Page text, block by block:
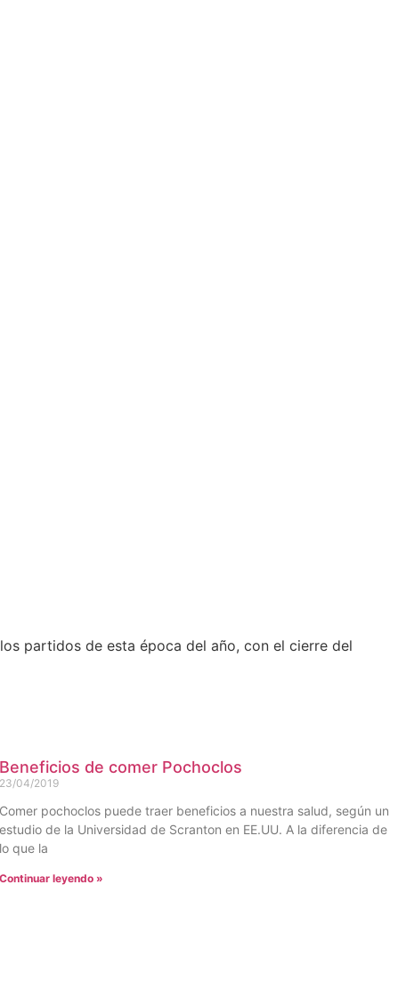
partidos de esta época del año, con el cierre del
Beneficios de comer Pochoclos
23/04/2019
Comer pochoclos puede traer beneficios a nuestra salud, según un
estudio de la Universidad de Scranton en EE.UU. A la diferencia de
lo que la
Continuar leyendo »